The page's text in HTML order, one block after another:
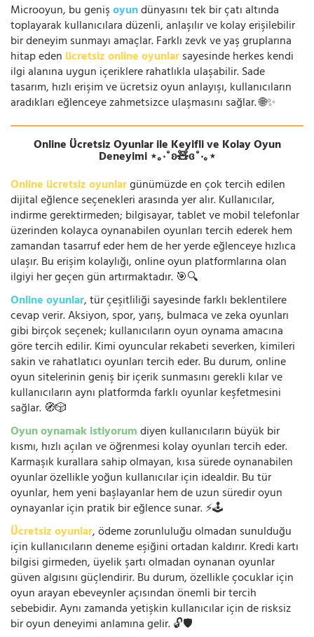
Microoyun, bu genişoyundünyasını tek bir çatı altında
toplayarak kullanıcılara düzenli, anlaşılır ve kolay erişilebilir
bir deneyim sunmayı amaçlar. Farklı zevk ve yaş gruplarına
hitap eden ücretsiz online oyunlarsayesinde herkes kendi
ilgi alanına uygun içeriklere rahatlıkla ulaşabilir. Sade
tasarım, hızlı erişim ve ücretsiz oyun anlayışı, kullanıcıların
aradıkları eğlenceye zahmetsizce ulaşmasını sağlar. 🌐✨
Online Ücretsiz Oyunlar ile Keyifli ve Kolay Oyun
Deneyimi ⋆｡‧˚ʚ🧸ɞ˚‧｡⋆
Online ücretsiz oyunlargünümüzde en çok tercih edilen
dijital eğlence seçenekleri arasında yer alır. Kullanıcılar,
indirme gerektirmeden; bilgisayar, tablet ve mobil telefonlar
üzerinden kolayca oynanabilen oyunları tercih ederek hem
zamandan tasarruf eder hem de her yerde eğlenceye hızlıca
ulaşır. Bu erişim kolaylığı, online oyun platformlarına olan
ilgiyi her geçen gün artırmaktadır. 🎯🔍
Online oyunlar, tür çeşitliliği sayesinde farklı beklentilere
cevap verir. Aksiyon, spor, yarış, bulmaca ve zeka oyunları
gibi birçok seçenek; kullanıcıların oyun oynama amacına
göre tercih edilir. Kimi oyuncular rekabeti severken, kimileri
sakin ve rahatlatıcı oyunları tercih eder. Bu durum, online
oyun sitelerinin geniş bir içerik sunmasını gerekli kılar ve
kullanıcıların aynı platformda farklı oyunlar keşfetmesini
sağlar. 🧭🎲
Oyun oynamak istiyorumdiyen kullanıcıların büyük bir
kısmı, hızlı açılan ve öğrenmesi kolay oyunları tercih eder.
Karmaşık kurallara sahip olmayan, kısa sürede oynanabilen
oyunlar özellikle yoğun kullanıcılar için idealdir. Bu tür
oyunlar, hem yeni başlayanlar hem de uzun süredir oyun
oynayanlar için pratik bir eğlence sunar. ⚡🕹️
Ücretsiz oyunlar, ödeme zorunluluğu olmadan sunulduğu
için kullanıcıların deneme eşiğini ortadan kaldırır. Kredi kartı
bilgisi girmeden, üyelik şartı olmadan oynanan oyunlar
güven algısını güçlendirir. Bu durum, özellikle çocuklar için
oyun arayan ebeveynler açısından önemli bir tercih
sebebidir. Aynı zamanda yetişkin kullanıcılar için de risksiz
bir oyun deneyimi anlamına gelir. 🔓🛡️